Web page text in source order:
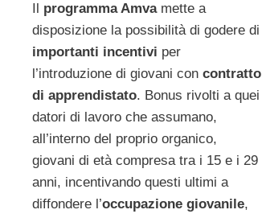
programma Amvamette a
disposizione la possibilità di godere di
importanti incentivi per
l’introduzione di giovani con contratto
di apprendistato. Bonus rivolti a quei
datori di lavoro che assumano,
all’interno del proprio organico,
giovani di età compresa tra i 15 e i 29
anni, incentivando questi ultimi a
diffondere l’occupazione giovanile,